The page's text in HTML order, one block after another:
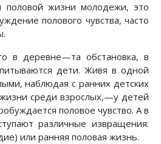
половой жизни молодежи, это
полового чувства, часто
в деревне—та обстановка, в
дети. Живя в одной
наблюдая с ранних детских
среди взрослых,—у детей
половое чувство. А в
различные извращения:
или ранняя половая жизнь.